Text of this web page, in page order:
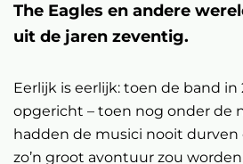
The Eagles en andere
uit de jaren zeventig.
Eerlijk is eerlijk: toen de band
opgericht – toen nog onder de
hadden de musici nooit
zo’n groot avontuur zou